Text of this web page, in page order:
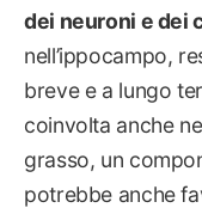
dei neuroni e dei
nell’ippocampo,
breve e a lungo
coinvolta anche
grasso, un
potrebbe anche